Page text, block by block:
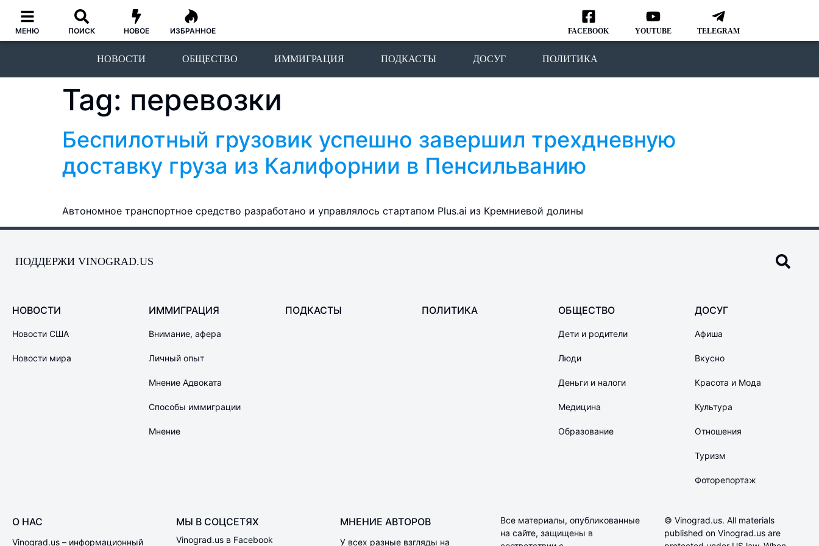
МЕНЮ ПОИСК НОВОЕ ИЗБРАННОЕ FACEBOOK YOUTUBE TELEGRAM
НОВОСТИ ОБЩЕСТВО ИММИГРАЦИЯ ПОДКАСТЫ ДОСУГ ПОЛИТИКА
Tag: перевозки
Беспилотный грузовик успешно завершил трехдневную
доставку груза из Калифорнии в Пенсильванию
Автономное транспортное средство разработано и управлялось стартапом Plus.ai из Кремниевой долины
ПОДДЕРЖИ VINOGRAD.US
НОВОСТИ
Новости США
Новости мира
ИММИГРАЦИЯ
Внимание, афера
Личный опыт
Мнение Адвоката
Способы иммиграции
Мнение
ПОДКАСТЫ ПОЛИТИКА ОБЩЕСТВО
Дети и родители
Люди
Деньги и налоги
Медицина
Образование
ДОСУГ
Афиша
Вкусно
Красота и Мода
Культура
Отношения
Туризм
Фоторепортаж
О НАС
Vinograd.us – информационный
МЫ В СОЦСЕТЯХ
Vinograd.us в Facebook
МНЕНИЕ АВТОРОВ
У всех разные взгляды на
Все материалы, опубликованные
на сайте, защищены в
© Vinograd.us. All materials
published on Vinograd.us are